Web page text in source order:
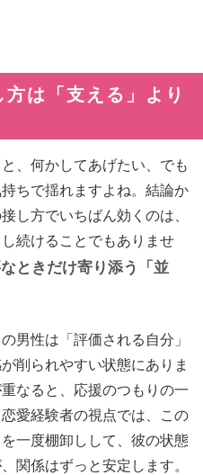
は「支える」より
、何かしてあげたい、でも
ちで揺れますよね。結論か
し方でいちばん効くのは、
続けることでもありませ
ときだけ寄り添う「並
男性は「評価される自分」
削られやすい状態にありま
なると、応援のつもりの一
愛経験者の視点では、この
一度棚卸しして、彼の状態
関係はずっと安定します。